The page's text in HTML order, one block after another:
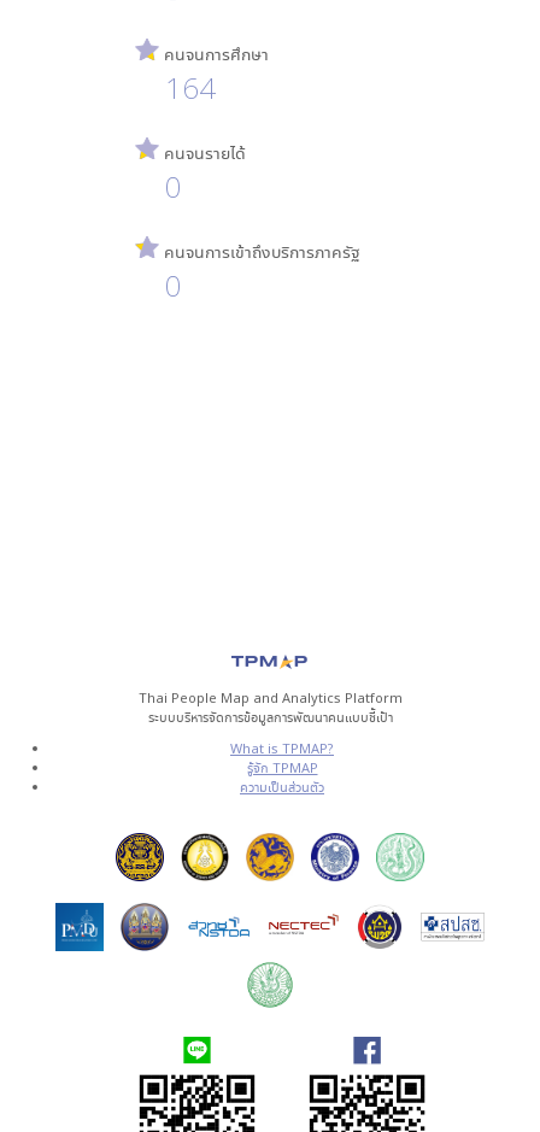
คนจนการศึกษา
164
คนจนรายได้
0
คนจนการเข้าถึงบริการภาครัฐ
0
Thai People Map and Analytics Platform
ระบบบริหารจัดการข้อมูลการพัฒนาคนแบบชี้เป้า
What is TPMAP?
รู้จัก TPMAP
ความเป็นส่วนตัว